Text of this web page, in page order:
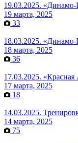
19.03.2025.
19 марта, 2025
33
18.03.2025.
18 марта, 2025
36
17.03.2025.
17 марта, 2025
18
14.03.2025.
14 марта, 2025
75